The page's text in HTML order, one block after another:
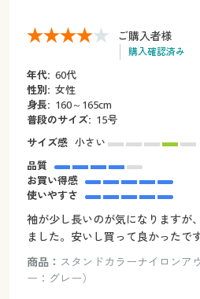
ご購入者様
購入確認済み
年代: 60代
性別: 女性
身長: 160～165cm
普段のサイズ: 15号
サイズ感 小さい
品質
お買い得感
使いやすさ
袖が少し長いのが気になりますが
ました。安いし買って良かったです
商品： スタンドカラーナイロンア
ー：グレー）